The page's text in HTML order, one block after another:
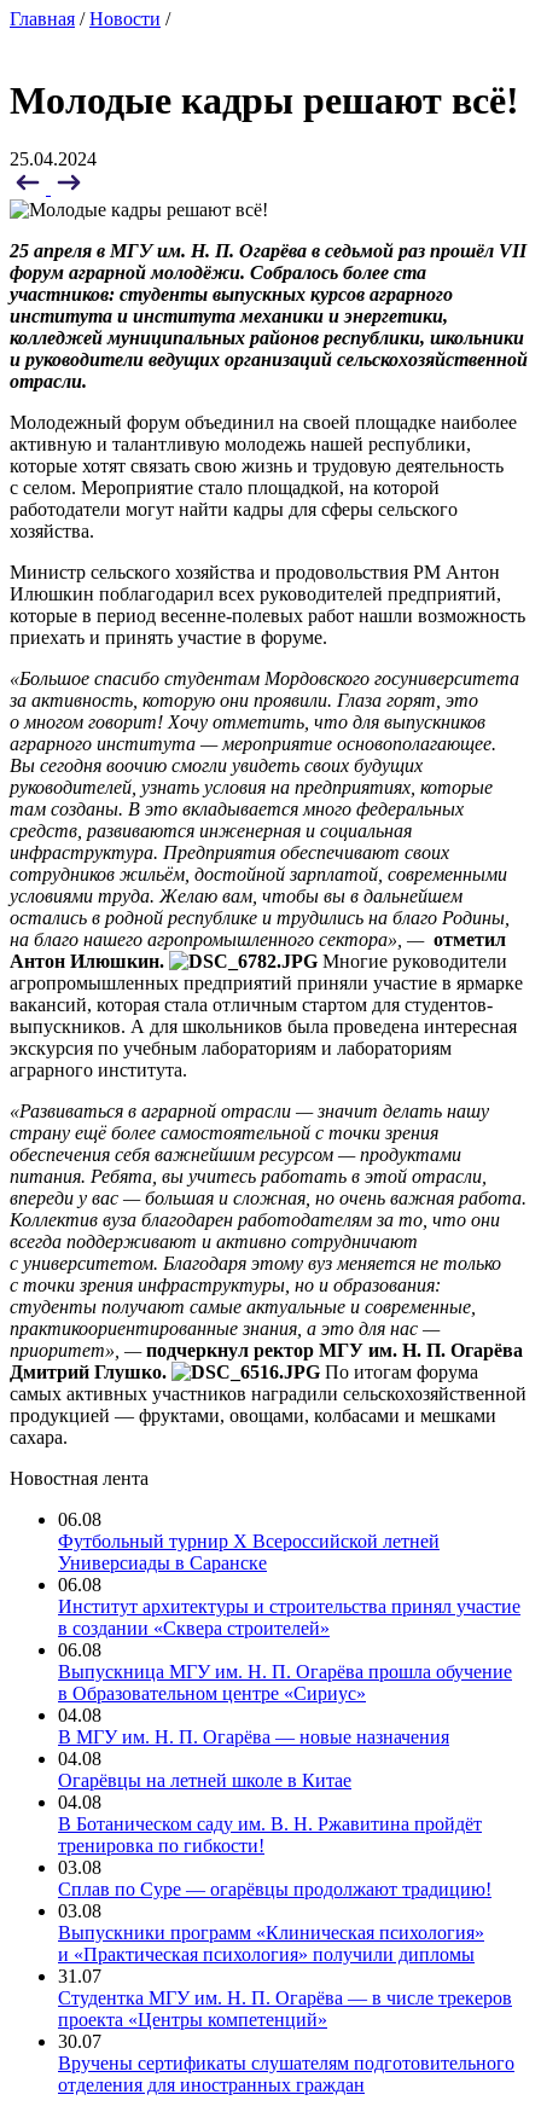
Главная /Новости /
Молодые кадры решают всё!
25.04.2024
25 апреля в МГУ им. Н. П. Огарёва в седьмой раз прошёл VII
форум аграрной молодёжи. Собралось более ста
участников: студенты выпускных курсов аграрного
института и института механики и энергетики,
колледжей муниципальных районов республики, школьники
и руководители ведущих организаций сельскохозяйственной
отрасли.
Молодежный форум объединил на своей площадке наиболее
активную и талантливую молодежь нашей республики,
которые хотят связать свою жизнь и трудовую деятельность
с селом. Мероприятие стало площадкой, на которой
работодатели могут найти кадры для сферы сельского
хозяйства.
Министр сельского хозяйства и продовольствия РМ Антон
Илюшкин поблагодарил всех руководителей предприятий,
которые в период весенне-полевых работ нашли возможность
приехать и принять участие в форуме.
«Большое спасибо студентам Мордовского госуниверситета
за активность, которую они проявили. Глаза горят, это
о многом говорит! Хочу отметить, что для выпускников
аграрного института — мероприятие основополагающее.
Вы сегодня воочию смогли увидеть своих будущих
руководителей, узнать условия на предприятиях, которые
там созданы. В это вкладывается много федеральных
средств, развиваются инженерная и социальная
инфраструктура. Предприятия обеспечивают своих
сотрудников жильём, достойной зарплатой, современными
условиями труда. Желаю вам, чтобы вы в дальнейшем
остались в родной республике и трудились на благо Родины,
на благо нашего агропромышленного сектора», — отметил
Антон Илюшкин.
Многие руководители
агропромышленных предприятий приняли участие в ярмарке
вакансий, которая стала отличным стартом для студентов-
выпускников. А для школьников была проведена интересная
экскурсия по учебным лабораториям и лабораториям
аграрного института.
«Развиваться в аграрной отрасли — значит делать нашу
страну ещё более самостоятельной с точки зрения
обеспечения себя важнейшим ресурсом — продуктами
питания. Ребята, вы учитесь работать в этой отрасли,
впереди у вас — большая и сложная, но очень важная работа.
Коллектив вуза благодарен работодателям за то, что они
всегда поддерживают и активно сотрудничают
с университетом. Благодаря этому вуз меняется не только
с точки зрения инфраструктуры, но и образования:
студенты получают самые актуальные и современные,
практикоориентированные знания, а это для нас —
приоритет», —подчеркнул ректор МГУ им. Н. П. Огарёва
Дмитрий Глушко.
По итогам форума
самых активных участников наградили сельскохозяйственной
продукцией — фруктами, овощами, колбасами и мешками
сахара.
Новостная лента
06.08
Футбольный турнир X Всероссийской летней
Универсиады в Саранске
06.08
Институт архитектуры и строительства принял участие
в создании «Сквера строителей»
06.08
Выпускница МГУ им. Н. П. Огарёва прошла обучение
в Образовательном центре «Сириус»
04.08
В МГУ им. Н. П. Огарёва — новые назначения
04.08
Огарёвцы на летней школе в Китае
04.08
В Ботаническом саду им. В. Н. Ржавитина пройдёт
тренировка по гибкости!
03.08
Сплав по Суре — огарёвцы продолжают традицию!
03.08
Выпускники программ «Клиническая психология»
и «Практическая психология» получили дипломы
31.07
Студентка МГУ им. Н. П. Огарёва — в числе трекеров
проекта «Центры компетенций»
30.07
Вручены сертификаты слушателям подготовительного
отделения для иностранных граждан